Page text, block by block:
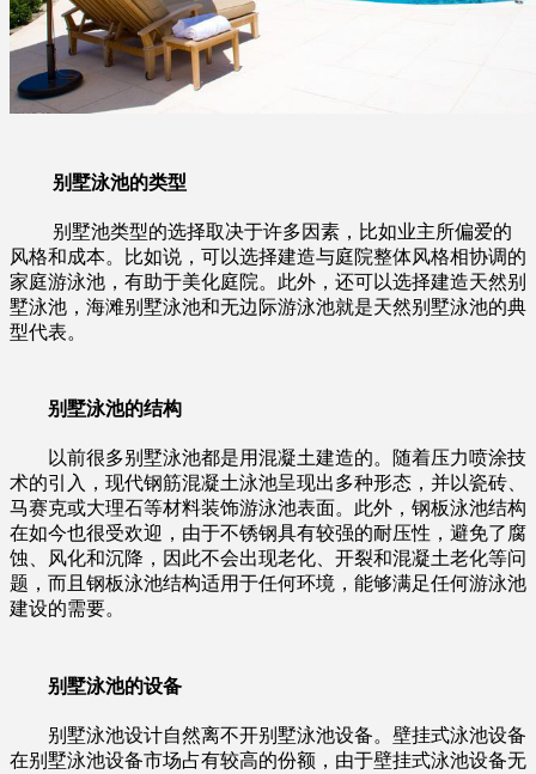
别墅泳池的类型
别墅池类型的选择取决于许多因素，比如业主所偏爱的
风格和成本。比如说，可以选择建造与庭院整体风格相协调的
家庭游泳池，有助于美化庭院。此外，还可以选择建造天然别
墅泳池，海滩别墅泳池和无边际游泳池就是天然别墅泳池的典
型代表。
别墅泳池的结构
以前很多别墅泳池都是用混凝土建造的。随着压力喷涂技
术的引入，现代钢筋混凝土泳池呈现出多种形态，并以瓷砖、
马赛克或大理石等材料装饰游泳池表面。此外，钢板泳池结构
在如今也很受欢迎，由于不锈钢具有较强的耐压性，避免了腐
蚀、风化和沉降，因此不会出现老化、开裂和混凝土老化等问
题，而且钢板泳池结构适用于任何环境，能够满足任何游泳池
建设的需要。
别墅泳池的设备
别墅泳池设计自然离不开别墅泳池设备。壁挂式泳池设备
在别墅泳池设备市场占有较高的份额，由于壁挂式泳池设备无